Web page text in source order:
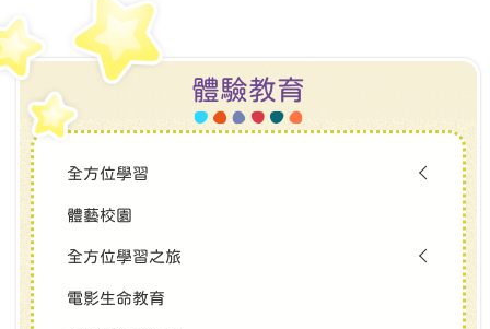
體驗教育
全方位學習
體藝校園
全方位學習之旅
電影生命教育